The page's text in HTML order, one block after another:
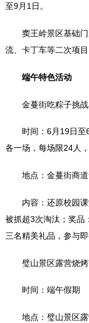
至9月1日。
窦王岭景区基础
流、卡丁车等二次项
端午特色活动
金蔓街吃粽子挑
时间：6月19日
各一场，每场限24人
地点：金蔓街商
内容：还原校园
被抓超3次淘汰；奖品
三名精美礼品，参与即
璧山景区露营烧
时间：端午假期
地点：璧山景区